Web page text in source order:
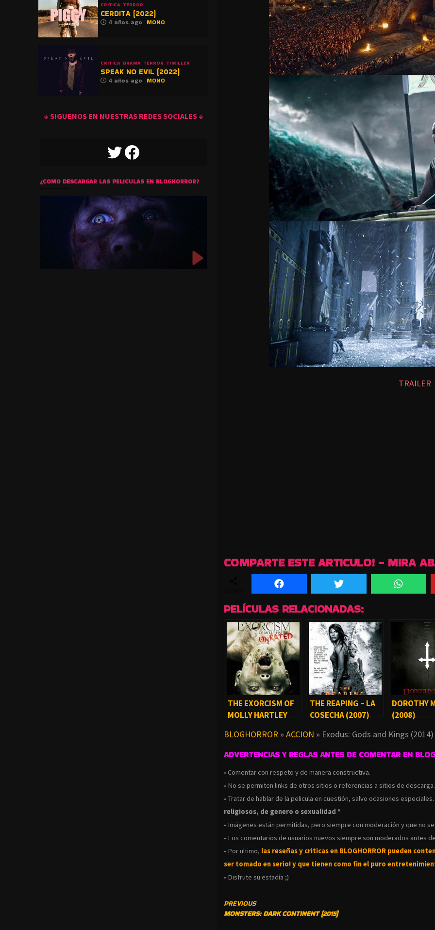
TRAILER
COMPARTE ESTE ARTICULO! - MIRA
PELÍCULAS RELACIONADAS:
THE EXORCISM OF
MOLLY HARTLEY
THE REAPING – LA
COSECHA (2007)
DOROTHY
(2008)
BLOGHORROR » ACCION » Exodus: Gods and Kings (2014)
ADVERTENCIAS Y REGLAS ANTES DE COMENTAR EN
• Comentar con respeto y de manera constructiva.
• No se permiten links de otros sitios o referencias a sitios de
• Tratar de hablar de la pelicula en cuestión, salvo ocasiones especiales.
religiosos, de genero o sexualidad *
• Imágenes están permitidas, pero siempre con moderación y que no
• Los comentarios de usuarios nuevos siempre son moderados antes
• Por ultimo, las reseñas y criticas en BLOGHORROR pueden
ser tomado en serio! y que tienen como fin el puro
• Disfrute su estadía ;)
CONTINUE
READING
PREVIOUS
MONSTERS: DARK CONTINENT (2015)
CRITICA TERROR
CERDITA (2022)
4 años ago MONO
CRITICA DRAMA TERROR THRILLER
SPEAK NO EVIL (2022)
4 años ago MONO
↓ SIGUENOS EN NUESTRAS REDES SOCIALES ↓
TWITTERFACEBOOK
¿COMO DESCARGAR LAS PELICULAS EN BLOGHORROR?